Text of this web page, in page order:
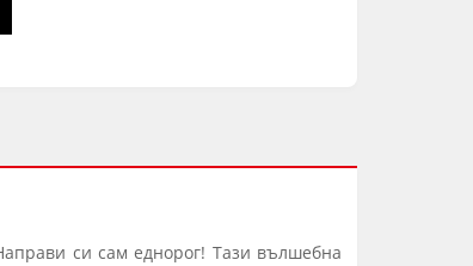
си сам еднорог! Тази вълшебна